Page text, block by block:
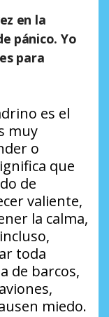
en la
pánico. Yo
para
es el
muy
o
que
de
valiente,
la calma,
toda
de barcos,
miedo.